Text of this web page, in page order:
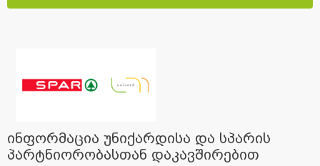
ინფორმაცია უნიქარდისა და სპარის
პარტნიორობასთან დაკავშირებით